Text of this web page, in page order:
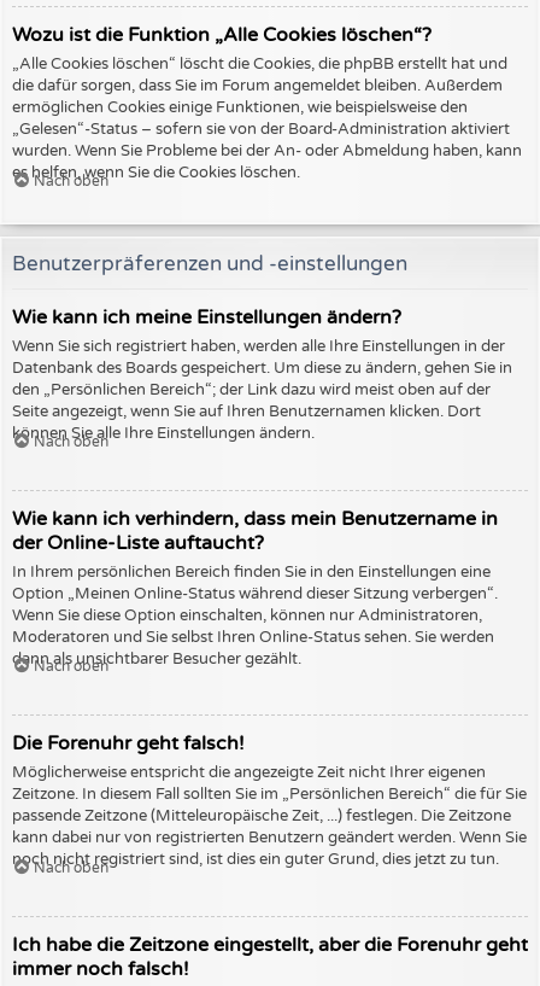
Wozu ist die Funktion „Alle Cookies löschen“?
„Alle Cookies löschen“ löscht die Cookies, die phpBB erstellt hat und
die dafür sorgen, dass Sie im Forum angemeldet bleiben. Außerdem
ermöglichen Cookies einige Funktionen, wie beispielsweise den
„Gelesen“-Status – sofern sie von der Board-Administration aktiviert
wurden. Wenn Sie Probleme bei der An- oder Abmeldung haben, kann
es helfen, wenn Sie die Cookies löschen.
Nach oben
Benutzerpräferenzen und -einstellungen
Wie kann ich meine Einstellungen ändern?
Wenn Sie sich registriert haben, werden alle Ihre Einstellungen in der
Datenbank des Boards gespeichert. Um diese zu ändern, gehen Sie in
den „Persönlichen Bereich“; der Link dazu wird meist oben auf der
Seite angezeigt, wenn Sie auf Ihren Benutzernamen klicken. Dort
können Sie alle Ihre Einstellungen ändern.
Nach oben
Wie kann ich verhindern, dass mein Benutzername in
der Online-Liste auftaucht?
In Ihrem persönlichen Bereich finden Sie in den Einstellungen eine
Option „Meinen Online-Status während dieser Sitzung verbergen“.
Wenn Sie diese Option einschalten, können nur Administratoren,
Moderatoren und Sie selbst Ihren Online-Status sehen. Sie werden
dann als unsichtbarer Besucher gezählt.
Nach oben
Die Forenuhr geht falsch!
Möglicherweise entspricht die angezeigte Zeit nicht Ihrer eigenen
Zeitzone. In diesem Fall sollten Sie im „Persönlichen Bereich“ die für Sie
passende Zeitzone (Mitteleuropäische Zeit, ...) festlegen. Die Zeitzone
kann dabei nur von registrierten Benutzern geändert werden. Wenn Sie
noch nicht registriert sind, ist dies ein guter Grund, dies jetzt zu tun.
Nach oben
Ich habe die Zeitzone eingestellt, aber die Forenuhr geht
immer noch falsch!